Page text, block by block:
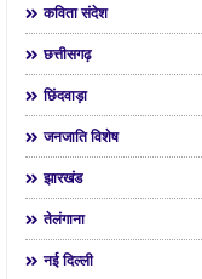
कविता संदेश
छत्तीसगढ़
छिंदवाड़ा
जनजाति विशेष
झारखंड
तेलंगाना
नई दिल्ली